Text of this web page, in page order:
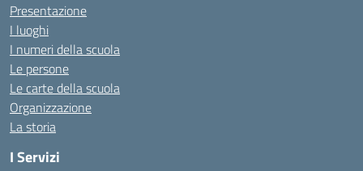
Presentazione
I luoghi
I numeri della scuola
Le persone
Le carte della scuola
Organizzazione
La storia
I Servizi